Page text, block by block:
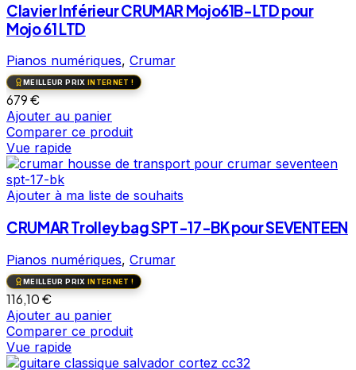
Clavier Inférieur CRUMAR Mojo61B-LTD pour
Mojo 61 LTD
Pianos numériques, Crumar
MEILLEUR PRIX INTERNET !
679€
Ajouter au panier
Comparer ce produit
Vue rapide
Ajouter à ma liste de souhaits
CRUMAR Trolley bag SPT-17-BK pour SEVENTEEN
Pianos numériques, Crumar
MEILLEUR PRIX INTERNET !
116,10€
Ajouter au panier
Comparer ce produit
Vue rapide